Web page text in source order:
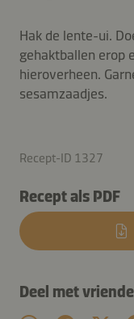
Hak de lente-ui.
gehaktballen erop
hieroverheen.
sesamzaadjes.
Recept-ID 1327
Recept als PDF
Deel met